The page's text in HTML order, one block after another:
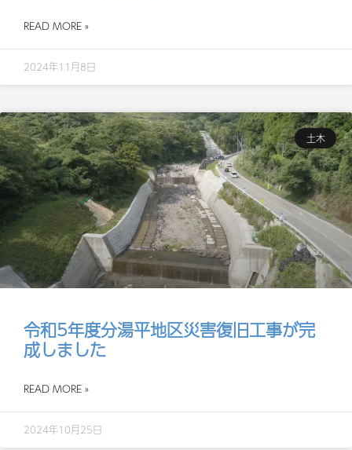
READ MORE »
2024年11月8日
土木
令和5年度分湯平地区災害復旧工事が完
成しました
READ MORE »
2024年10月25日